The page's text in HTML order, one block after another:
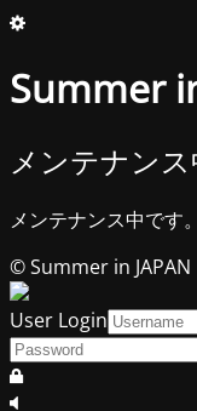
Summer
メンテナン
メンテナンス中です
© Summer in JAPAN
User Login